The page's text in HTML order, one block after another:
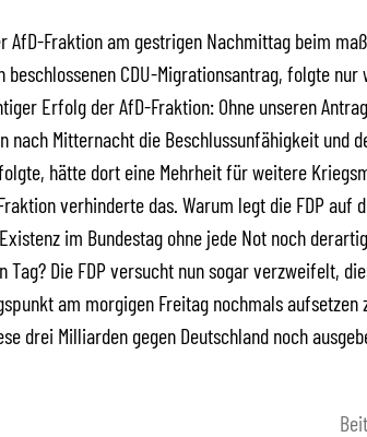
AfD-Fraktion am gestrigen Nachmittag beim
beschlossenen CDU-Migrationsantrag, folgte nur
Erfolg der AfD-Fraktion: Ohne unseren
nach Mitternacht die Beschlussunfähigkeit und
hätte dort eine Mehrheit für weitere
verhinderte das. Warum legt die FDP auf
im Bundestag ohne jede Not noch
Tag? Die FDP versucht nun sogar verzweifelt,
am morgigen Freitag nochmals aufsetzen
drei Milliarden gegen Deutschland noch